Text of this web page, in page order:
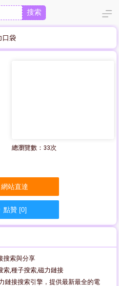
搜索
口袋
總瀏覽數：33次
網站直達
點贊 [0]
搜索與分享
索,種子搜索,磁力鏈接
鏈接搜索引擎，提供最新最全的電